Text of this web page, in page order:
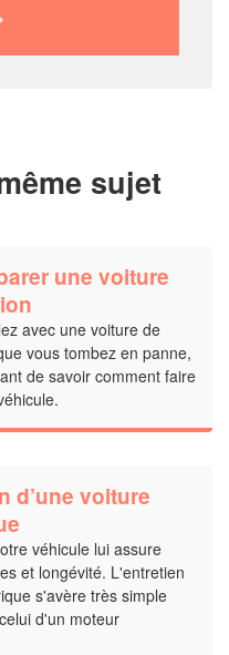
sujet
une voiture
avec une voiture de
vous tombez en panne,
de savoir comment faire
d’une voiture
véhicule lui assure
et longévité. L'entretien
s'avère très simple
d'un moteur